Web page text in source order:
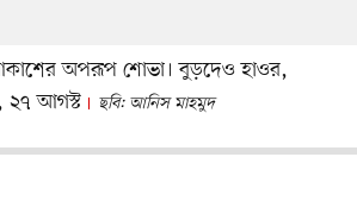
অপরূপ শোভা। বুড়দেও হাওর,
২৭ আগস্ট
ছবি: আনিস মাহমুদ